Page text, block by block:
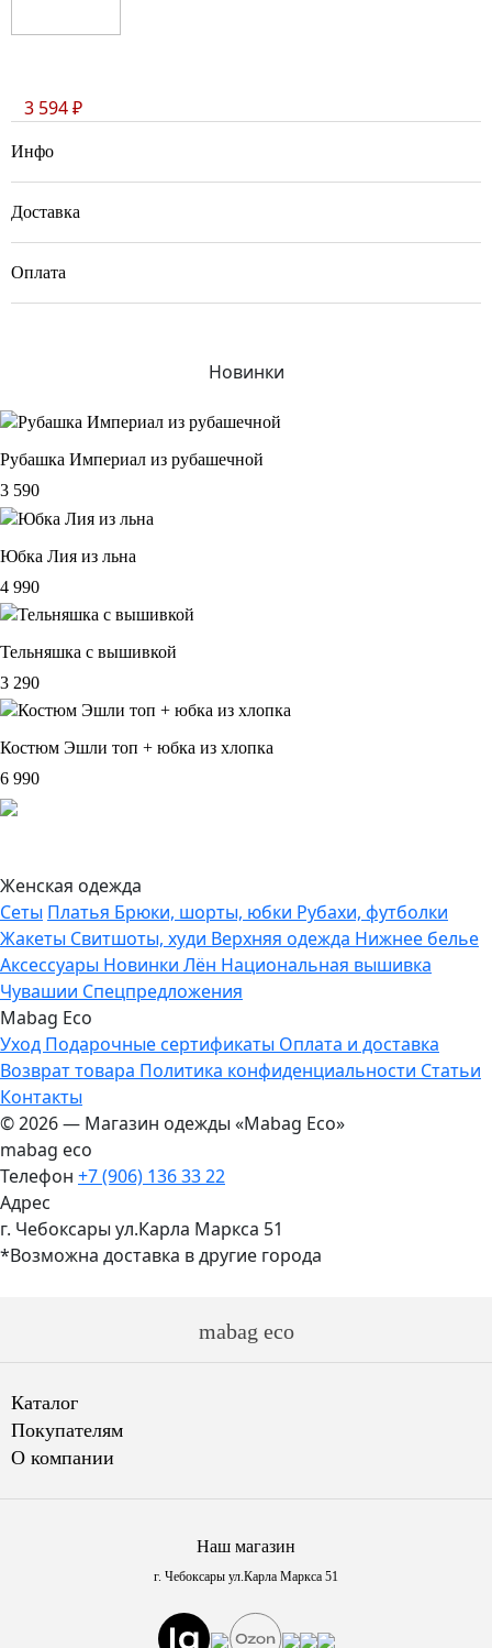
3 594 ₽
Инфо
Доставка
Стоимость: СДЭК — 450 ₽, Почта России — 300 ₽.
Оплата
Картой — Visa/MasterCard (российские и зарубежные). Без комиссий.
Подарочным сертификатом — введите код с оборота. Если сумма
заказа больше номинала, доплатите разницу картой.
⚠️ Важно: Сертификат действует на одну покупку и не делится.
Новинки
Рубашка Империал из рубашечной
3 590
Юбка Лия из льна
4 990
Тельняшка с вышивкой
3 290
Костюм Эшли топ + юбка из хлопка
6 990
Женская одежда
Сеты Платья Брюки, шорты, юбки Рубахи, футболки
Жакеты Свитшоты, худи Верхняя одежда Нижнее белье
Аксессуары Новинки Лён Национальная вышивка
Чувашии Спецпредложения
Mabag Eco
Уход Подарочные сертификаты Оплата и доставка
Возврат товара Политика конфиденциальности Статьи
Контакты
© 2026 — Магазин одежды «Mabag Eco»
mabag eco
Телефон +7 (906) 136 33 22
Адрес
г. Чебоксары ул.Карла Маркса 51
*Возможна доставка в другие города
mabag eco
Каталог
Покупателям
О компании
Наш магазин
г. Чебоксары ул.Карла Маркса 51